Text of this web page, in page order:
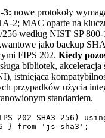
3: nowe protokoły
2; MAC oparte na
według NIST SP 800-
jako backup
FIPS 202. Kiedy
bibliotek, akceleracja
istniejąca
przypadków użycia
standardem.
202 SHA3-256)
} from 'js-sha3';